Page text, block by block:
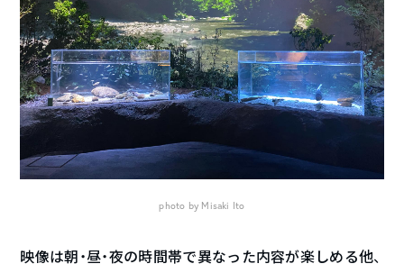
photo by Misaki Ito
映像は朝・昼・夜の時間帯で異なった内容が楽しめる他、